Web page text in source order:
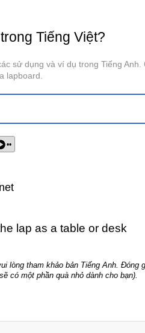
Tiếng Việt?
sử dụng và ví dụ trong Tiếng
lapboard.
••
lap as a table or desk
lòng tham khảo bản Tiếng Anh. Đóng
có một phần quà nhỏ dành cho bạn).